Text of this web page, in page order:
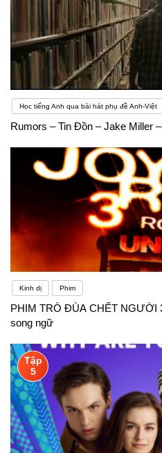
Học tiếng Anh qua bài hát phụ đề Anh-Việt
Rumors – Tin Đồn – Jake Miller
Kinh dị Phim
PHIM TRÒ ĐÙA CHẾT NGƯỜI
song ngữ
Tập
5